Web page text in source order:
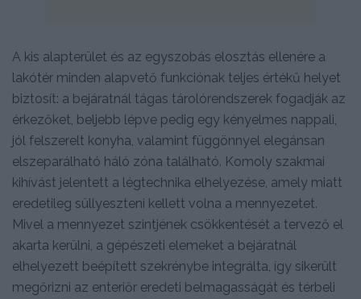
A kis alapterület és az egyszobás elosztás ellenére a
lakótér minden alapvető funkciónak teljes értékű helyet
biztosít: a bejáratnál tágas tárolórendszerek fogadják az
érkezőket, beljebb lépve pedig egy kényelmes nappali,
jól felszerelt konyha, valamint függönnyel elegánsan
elszeparálható háló zóna található. Komoly szakmai
kihívást jelentett a légtechnika elhelyezése, amely miatt
eredetileg süllyeszteni kellett volna a mennyezetet.
Mivel a mennyezet szintjének csökkentését a tervező el
akarta kerülni, a gépészeti elemeket a bejáratnál
elhelyezett beépített szekrénybe integrálta, így sikerült
megőrizni az enteriőr eredeti belmagasságát és térbeli